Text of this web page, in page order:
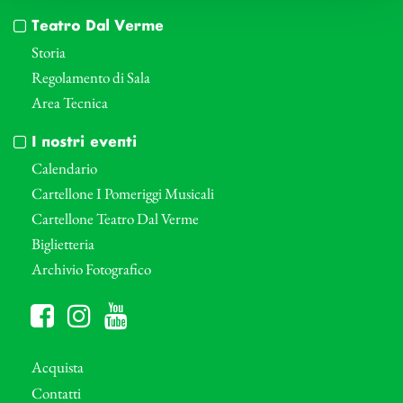
Teatro Dal Verme
Storia
Regolamento di Sala
Area Tecnica
I nostri eventi
Calendario
Cartellone I Pomeriggi Musicali
Cartellone Teatro Dal Verme
Biglietteria
Archivio Fotografico
Acquista
Contatti